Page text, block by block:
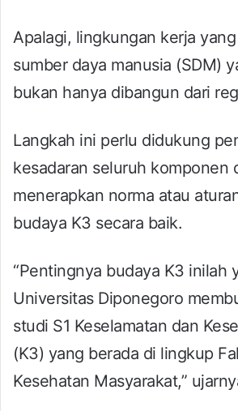
Apalagi, lingkungan kerja
sumber daya manusia (SDM)
bukan hanya dibangun dari
Langkah ini perlu didukung
kesadaran seluruh komponen
menerapkan norma atau
budaya K3 secara baik.
“Pentingnya budaya K3 inilah
Universitas Diponegoro
studi S1 Keselamatan dan
(K3) yang berada di lingkup
Kesehatan Masyarakat,”